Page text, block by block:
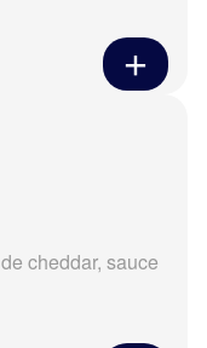
cheddar, sauce